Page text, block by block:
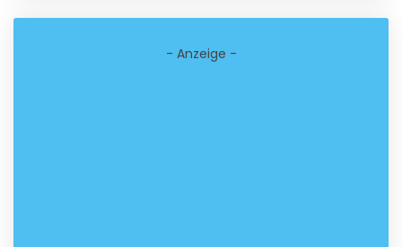
- Anzeige -